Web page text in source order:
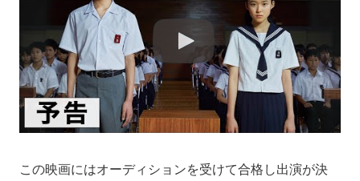
この映画にはオーディションを受けて合格し出演が決